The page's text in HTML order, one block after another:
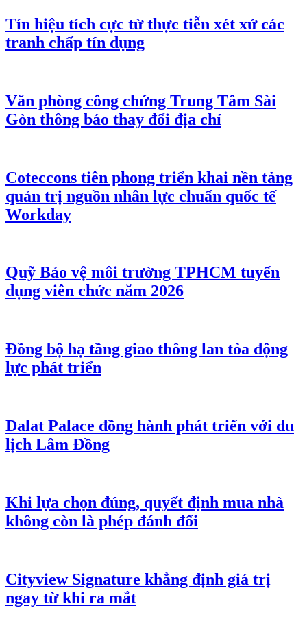
Tín hiệu tích cực từ thực tiễn xét xử các
tranh chấp tín dụng
Văn phòng công chứng Trung Tâm Sài
Gòn thông báo thay đổi địa chỉ
Coteccons tiên phong triển khai nền tảng
quản trị nguồn nhân lực chuẩn quốc tế
Workday
Quỹ Bảo vệ môi trường TPHCM tuyển
dụng viên chức năm 2026
Đồng bộ hạ tầng giao thông lan tỏa động
lực phát triển
Dalat Palace đồng hành phát triển với du
lịch Lâm Đồng
Khi lựa chọn đúng, quyết định mua nhà
không còn là phép đánh đổi
Cityview Signature khẳng định giá trị
ngay từ khi ra mắt